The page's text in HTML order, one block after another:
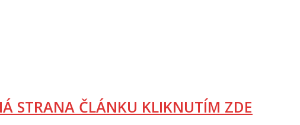
STRANA ČLÁNKU KLIKNUTÍM ZDE